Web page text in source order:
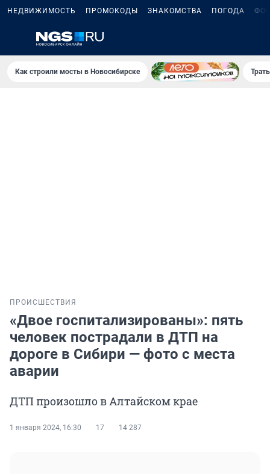
НЕДВИЖИМОСТЬ ПРОМОКОДЫ ЗНАКОМСТВА ПОГОДА
Как строили мосты в Новосибирске
ПРОИСШЕСТВИЯ
«Двое госпитализированы»: пять
человек пострадали в ДТП на
дороге в Сибири — фото с места
аварии
ДТП произошло в Алтайском крае
1 января 2024, 16:30 17 14 287